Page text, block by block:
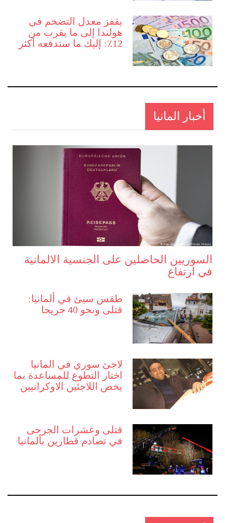
يقفز معدل التضخم في
هولندا إلى ما يقرب من
12٪: إليك ما ستدفعه أكثر
أخبار المانيا
السوريين الحاصلين على الجنسية الالمانية
في ارتفاع
طقس سيئ في ألمانيا:
قتلى ونحو 40 جريحا
لاجئ سوري في المانيا
اختار التطوع للمساعدة بما
يخص اللاجئين الاوكرانيين
قتلى وعشرات الجرحى
في تصادم قطارين بألمانيا